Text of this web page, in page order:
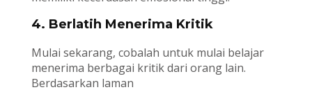
4. Berlatih Menerima Kritik
Mulai sekarang, cobalah untuk mulai belajar
menerima berbagai kritik dari orang lain.
Berdasarkan laman